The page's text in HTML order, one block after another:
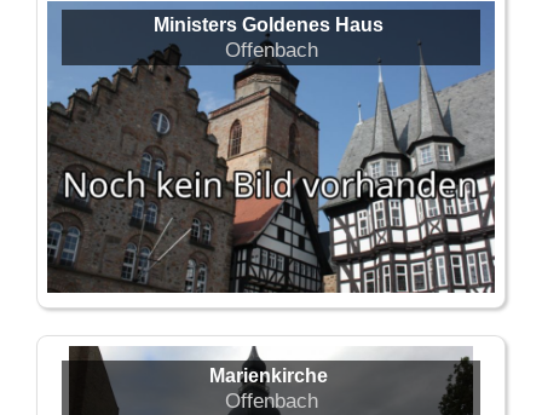
Ministers Goldenes Haus
Offenbach
Marienkirche
Offenbach